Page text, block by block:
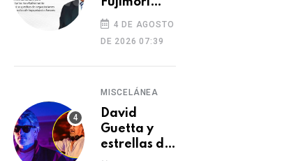
su visita a Machu
Picchu por incendio
partido en
indulta a
Castillo o
Toledo
4 DE AGOSTO
DE 2026 07:39
MISCELÁNEA
David
Guetta y
estrellas de